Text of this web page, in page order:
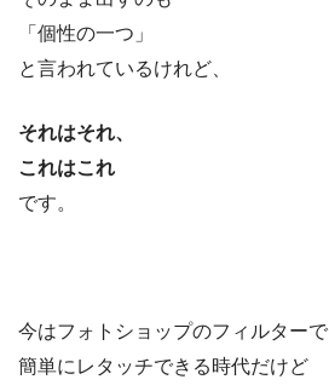
「個性の一つ」
と言われているけれど、
それはそれ、
これはこれ
です。
今はフォトショップのフィルターで
簡単にレタッチできる時代だけど